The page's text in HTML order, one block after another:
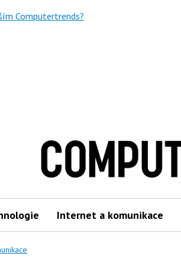
Internet a komunikace
Computertrends?